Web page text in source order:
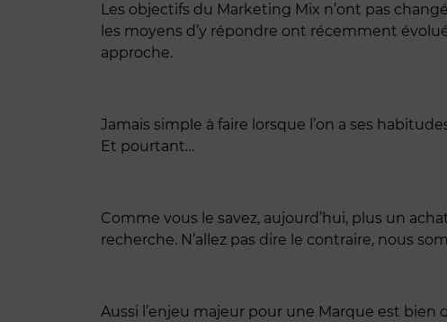
Les objectifs du Marketing Mix n’ont pas
les moyens d’y répondre ont récemment
approche.
Jamais simple à faire lorsque l’on a ses
Et pourtant…
Comme vous le savez, aujourd’hui, plus un
recherche. N’allez pas dire le contraire, nous
Aussi l’enjeu majeur pour une Marque est